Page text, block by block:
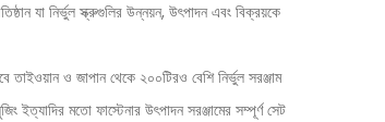
স্ক্রুগুলির উন্নয়ন, উৎপাদন এবং বিক্রয়কে
তাইওয়ান ও জাপান থেকে ২০০টিরও বেশি নির্ভুল সরঞ্জাম
ইত্যাদির মতো ফাস্টেনার উৎপাদন সরঞ্জামের সম্পূর্ণ সেট